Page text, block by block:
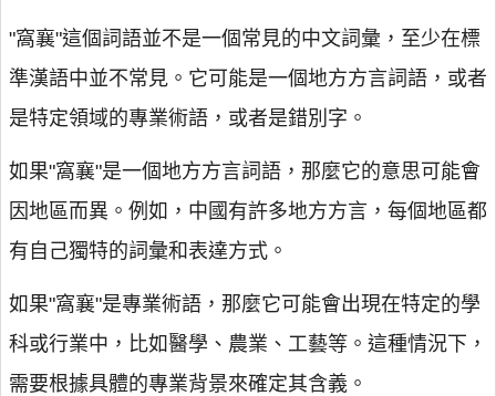
"窩襄"這個詞語並不是一個常見的中文詞彙，至少在標
準漢語中並不常見。它可能是一個地方方言詞語，或者
是特定領域的專業術語，或者是錯別字。
如果"窩襄"是一個地方方言詞語，那麼它的意思可能會
因地區而異。例如，中國有許多地方方言，每個地區都
有自己獨特的詞彙和表達方式。
如果"窩襄"是專業術語，那麼它可能會出現在特定的學
科或行業中，比如醫學、農業、工藝等。這種情況下，
需要根據具體的專業背景來確定其含義。